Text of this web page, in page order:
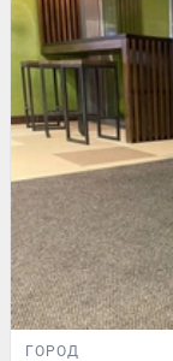
ГОРОД